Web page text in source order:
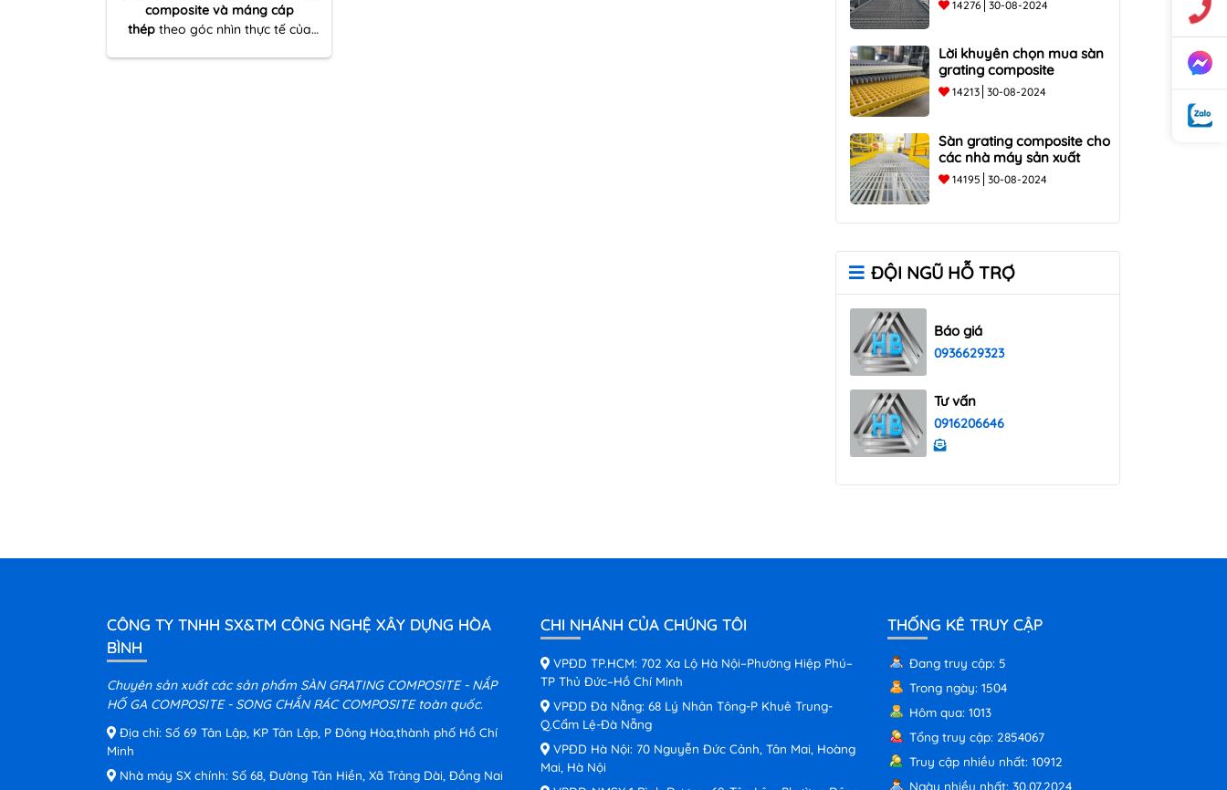
composite và máng cáp
théptheo góc nhìn thực tế của
14276 30-08-2024
Lời khuyên chọn mua sàn
grating composite
14213 30-08-2024
Sàn grating composite cho
các nhà máy sản xuất
14195 30-08-2024
ĐỘI NGŨ HỖ TRỢ
Báo giá
0936629323
Tư vấn
0916206646
CÔNG TY TNHH SX&TM CÔNG NGHỆ XÂY DỰNG HÒA
BÌNH
Chuyên sản xuất các sản phẩm SÀN GRATING COMPOSITE - NẮP
HỐ GA COMPOSITE - SONG CHẮN RÁC COMPOSITE toàn quốc.
Địa chỉ: Số 69 Tân Lập, KP Tân Lập, P Đông Hòa,thành phố Hồ Chí
Minh
Nhà máy SX chính: Số 68, Đường Tân Hiền, Xã Trảng Dài, Đồng Nai
CHI NHÁNH CỦA CHÚNG TÔI
VPĐD TP.HCM: 702 Xa Lộ Hà Nội–Phường Hiệp Phú–
TP Thủ Đức–Hồ Chí Minh
VPĐD Đà Nẵng: 68 Lý Nhân Tông-P Khuê Trung-
Q.Cẩm Lệ-Đà Nẵng
VPĐD Hà Nội: 70 Nguyễn Đức Cảnh, Tân Mai, Hoàng
Mai, Hà Nội
THỐNG KÊ TRUY CẬP
Đang truy cập: 5
Trong ngày: 1504
Hôm qua: 1013
Tổng truy cập: 2854067
Truy cập nhiều nhất: 10912
Ngày nhiều nhất: 30.07.2024